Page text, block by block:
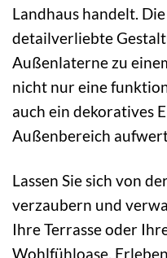
Landhaus handelt.
detailverliebte
Außenlaterne zu
nicht nur eine
auch ein dekoratives
Außenbereich
Lassen Sie sich von
verzaubern und
Ihre Terrasse oder
Wohlfühloase.